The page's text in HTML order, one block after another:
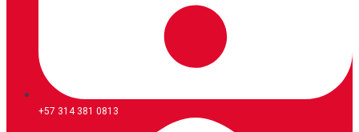
+57 314 381 0813